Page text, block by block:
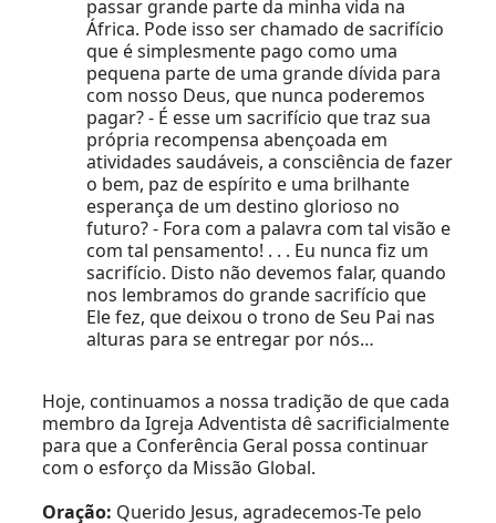
passar grande parte da minha vida na
África. Pode isso ser chamado de sacrifício
que é simplesmente pago como uma
pequena parte de uma grande dívida para
com nosso Deus, que nunca poderemos
pagar? - É esse um sacrifício que traz sua
própria recompensa abençoada em
atividades saudáveis, a consciência de fazer
o bem, paz de espírito e uma brilhante
esperança de um destino glorioso no
futuro? - Fora com a palavra com tal visão e
com tal pensamento! . . . Eu nunca fiz um
sacrifício. Disto não devemos falar, quando
nos lembramos do grande sacrifício que
Ele fez, que deixou o trono de Seu Pai nas
alturas para se entregar por nós…
Hoje, continuamos a nossa tradição de que cada
membro da Igreja Adventista dê sacrificialmente
para que a Conferência Geral possa continuar
com o esforço da Missão Global.
Oração: Querido Jesus, agradecemos-Te pelo